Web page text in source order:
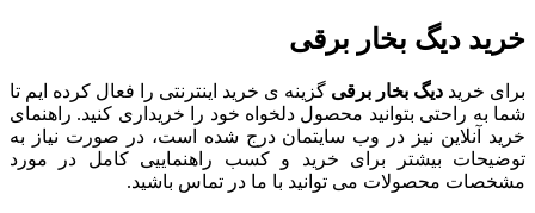
خرید دیگ بخار برقی
برای خرید دیگ بخار برقی گزینه ی خرید اینترنتی را فعال کرده ایم تا
شما به راحتی بتوانید محصول دلخواه خود را خریداری کنید. راهنمای
خرید آنلاین نیز در وب سایتمان درج شده است، در صورت نیاز به
توضیحات بیشتر برای خرید و کسب راهنماییی کامل در مورد
مشخصات محصولات می توانید با ما در تماس باشید.